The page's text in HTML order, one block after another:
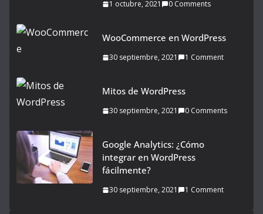
1 octubre, 2021 0 Comments
WooCommerce en WordPress
30 septiembre, 2021 1 Comment
Mitos de WordPress
30 septiembre, 2021 0 Comments
Google Analytics: ¿Cómo
integrar en WordPress
fácilmente?
30 septiembre, 2021 1 Comment